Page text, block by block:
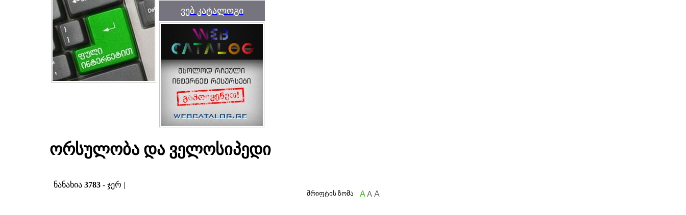
ვებ კატალოგი
ორსულობა და ველოსიპედი
ნანახია 3783 - ჯერ |
შრიფტის ზომა A A A